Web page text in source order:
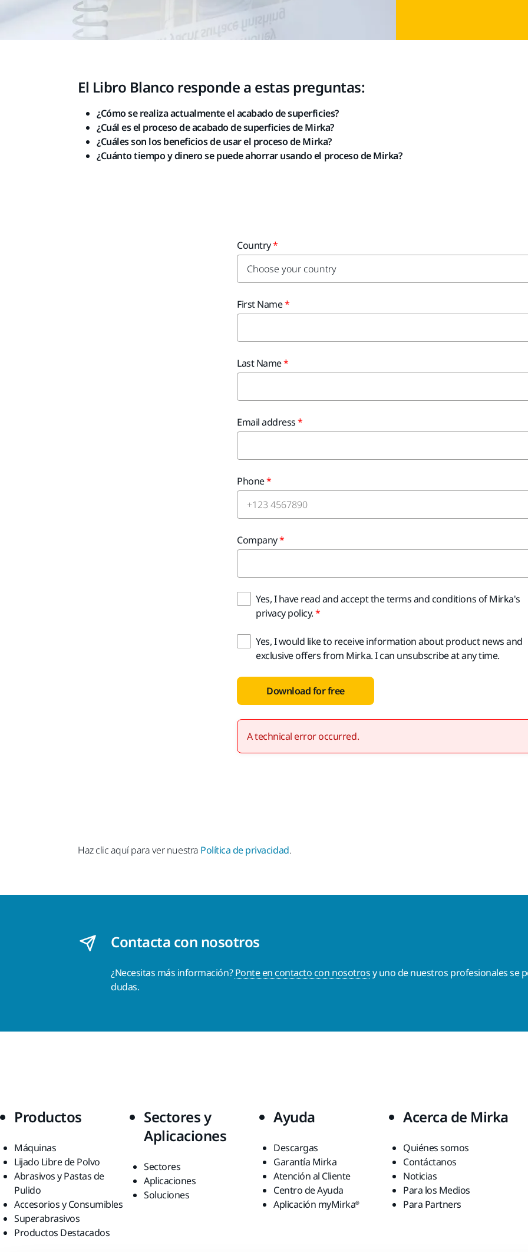
El Libro Blanco responde a estas preguntas:
¿Cómo se realiza actualmente el acabado de superficies?
¿Cuál es el proceso de acabado de superficies de Mirka?
¿Cuáles son los beneficios de usar el proceso de Mirka?
¿Cuánto tiempo y dinero se puede ahorrar usando el proceso de Mirka?
Country
First Name
Last Name
Email address
Phone
Company
Yes, I have read and accept the terms and conditions of Mirka's
privacy policy.
Yes, I would like to receive information about product news and
exclusive offers from Mirka. I can unsubscribe at any time.
Download for free
A technical error occurred.
Haz clic aquí para ver nuestra Política de privacidad.
Contacta con nosotros
¿Necesitas más información?Ponte en contacto con nosotrosy uno de nuestros profesionales se
dudas.
Productos
Máquinas
Lijado Libre de Polvo
Abrasivos y Pastas de
Pulido
Accesorios y Consumibles
Superabrasivos
Productos Destacados
Sectores y
Aplicaciones
Sectores
Aplicaciones
Soluciones
Ayuda
Descargas
Garantía Mirka
Atención al Cliente
Centro de Ayuda
Aplicación myMirka®
Acerca de Mirka
Quiénes somos
Contáctanos
Noticias
Para los Medios
Para Partners